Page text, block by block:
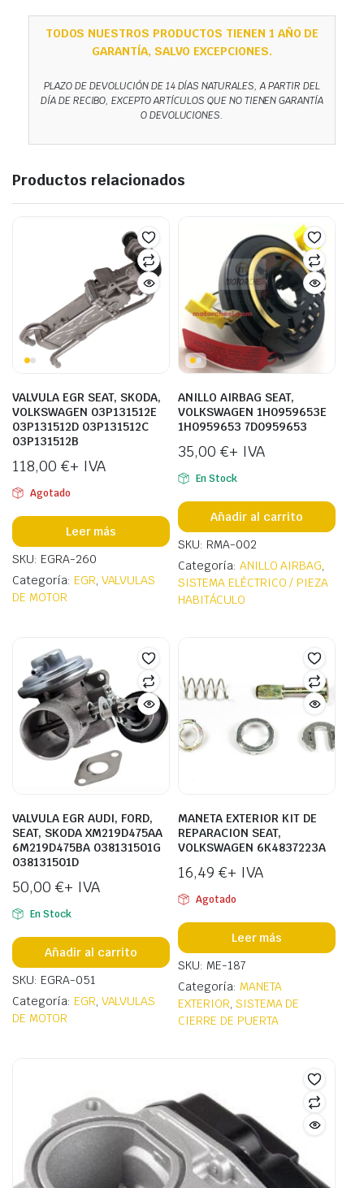
TODOS NUESTROS PRODUCTOS TIENEN 1 AÑO DE
GARANTÍA, SALVO EXCEPCIONES.
PLAZO DE DEVOLUCIÓN DE 14 DÍAS NATURALES, A PARTIR DEL
DÍA DE RECIBO, EXCEPTO ARTÍCULOS QUE NO TIENEN GARANTÍA
O DEVOLUCIONES.
Productos relacionados
VALVULA EGR SEAT, SKODA,
VOLKSWAGEN 03P131512E
03P131512D 03P131512C
03P131512B
118,00 €+ IVA
Agotado
Leer más
SKU: EGRA-260
Categoría: EGR, VALVULAS
DE MOTOR
ANILLO AIRBAG SEAT,
VOLKSWAGEN 1H0959653E
1H0959653 7D0959653
35,00 €+ IVA
En Stock
Añadir al carrito
SKU: RMA-002
Categoría: ANILLO AIRBAG,
SISTEMA ELÉCTRICO / PIEZA
HABITÁCULO
VALVULA EGR AUDI, FORD,
SEAT, SKODA XM219D475AA
6M219D475BA 038131501G
038131501D
50,00 €+ IVA
En Stock
Añadir al carrito
SKU: EGRA-051
Categoría: EGR, VALVULAS
DE MOTOR
MANETA EXTERIOR KIT DE
REPARACION SEAT,
VOLKSWAGEN 6K4837223A
16,49 €+ IVA
Agotado
Leer más
SKU: ME-187
Categoría: MANETA
EXTERIOR, SISTEMA DE
CIERRE DE PUERTA